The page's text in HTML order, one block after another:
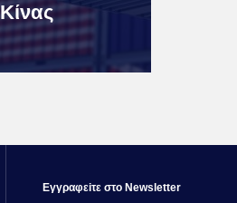
Εγγραφεiτε στο Newsletter